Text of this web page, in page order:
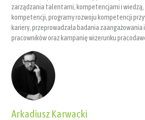
zarządzania talentami, kompetencjami i wiedzą,
kompetencji, programy rozwoju kompetencji
kariery, przeprowadzała badania
pracowników oraz kampanię wizerunku
Arkadiusz Karwacki